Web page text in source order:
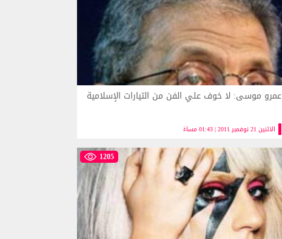
الاثنين 21 نوفمبر 2011 | 01:43 مساءً
عمرو موسى: لا خوف علي الفن من التيارات الإسلامية
1205